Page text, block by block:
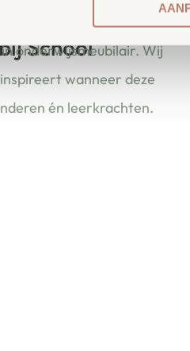
School
onderwijsmeubilair. Wij
wanneer deze
én leerkrachten.